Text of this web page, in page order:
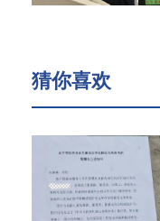
猜你喜欢